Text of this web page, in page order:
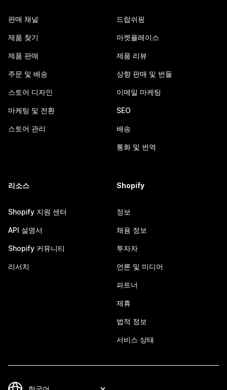
판매 채널
제품 찾기
제품 판매
주문 및 배송
스토어 디자인
마케팅 및 전환
스토어 관리
드랍쉬핑
마켓플레이스
제품 리뷰
상향 판매 및 번들
이메일 마케팅
SEO
배송
통화 및 번역
리소스
Shopify 지원 센터
API 설명서
Shopify 커뮤니티
리서치
Shopify
정보
채용 정보
투자자
언론 및 미디어
파트너
제휴
법적 정보
서비스 상태